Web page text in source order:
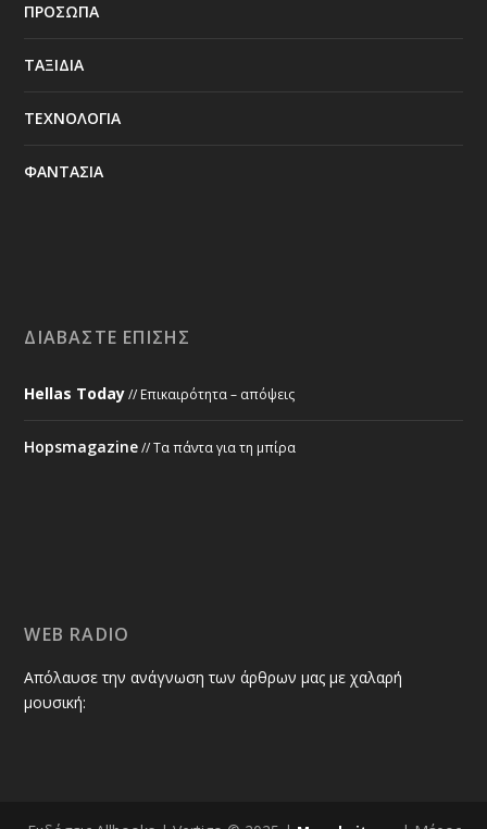
ΠΡΟΣΩΠΑ
ΤΑΞΙΔΙΑ
ΤΕΧΝΟΛΟΓΙΑ
ΦΑΝΤΑΣΙΑ
ΔΙΑΒΆΣΤΕ ΕΠΊΣΗΣ
Hellas Today// Επικαιρότητα – απόψεις
Hopsmagazine// Τα πάντα για τη μπίρα
WEB RADIO
Απόλαυσε την ανάγνωση των άρθρων μας με χαλαρή
μουσική: